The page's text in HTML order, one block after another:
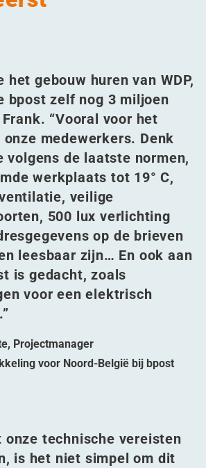
het gebouw huren van WDP,
bpost zelf nog 3 miljoen
“Vooral voor het
medewerkers. Denk
volgens de laatste normen,
werkplaats tot 19° C,
veilige
500 lux verlichting
op de brieven
leesbaar zijn… En ook aan
is gedacht, zoals
voor een elektrisch
Projectmanager
voor Noord-België bij bpost
onze technische vereisten
is het niet simpel om dit